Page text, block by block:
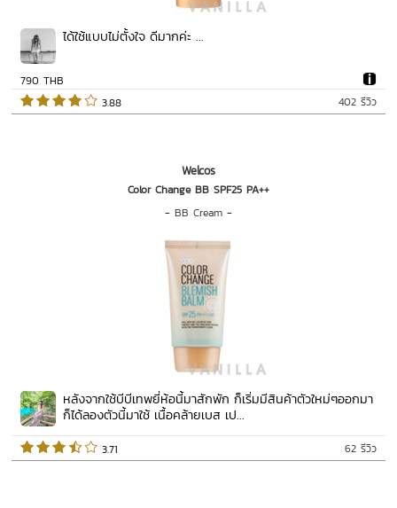
ได้ใช้แบบไม่ตั้งใจ ดีมากค่ะ ...
790 THB
402 รีวิว
3.88
Welcos
Color Change BB SPF25 PA++
- BB Cream-
หลังจากใช้บีบีเทพยี่ห้อนี้มาสักพัก ก็เริ่มมีสินค้าตัวใหม่ๆออกมา
ก็ได้ลองตัวนี้มาใช้ เนื้อคล้ายเบส เป...
62 รีวิว
3.71